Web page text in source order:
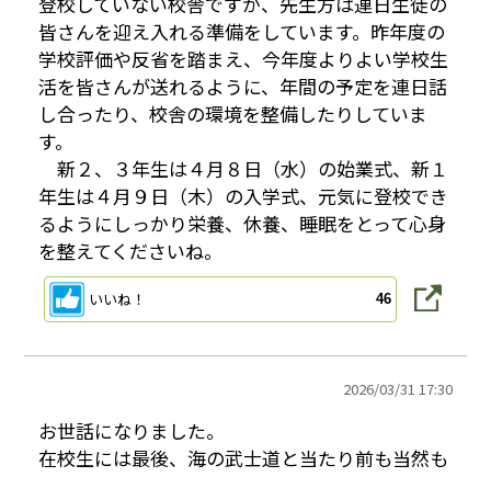
皆さんを迎え入れる準備をしています。昨年度の
学校評価や反省を踏まえ、今年度よりよい学校生
活を皆さんが送れるように、年間の予定を連日話
し合ったり、校舎の環境を整備したりしていま
す。
新２、３年生は４月８日（水）の始業式、新１
年生は４月９日（木）の入学式、元気に登校でき
るようにしっかり栄養、休養、睡眠をとって心身
を整えてくださいね。
いいね！ 46
2026/03/31 17:30
お世話になりました。
在校生には最後、海の武士道と当たり前も当然も